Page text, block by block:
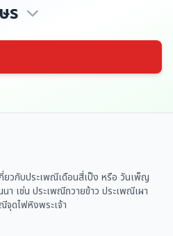
ร
วกับประเพณีเดือนสี่เป็ง หรือ วันเพ็ญ
า เช่น ประเพณีถวายข้าว ประเพณีเผา
จุดไฟหิงพระเจ้า